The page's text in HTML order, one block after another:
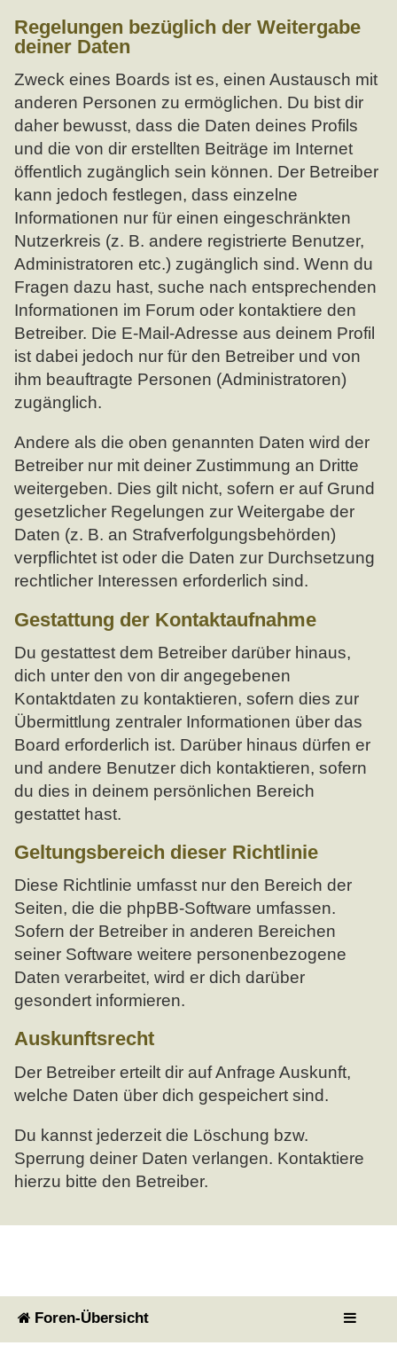
Regelungen bezüglich der Weitergabe
deiner Daten
Zweck eines Boards ist es, einen Austausch mit
anderen Personen zu ermöglichen. Du bist dir
daher bewusst, dass die Daten deines Profils
und die von dir erstellten Beiträge im Internet
öffentlich zugänglich sein können. Der Betreiber
kann jedoch festlegen, dass einzelne
Informationen nur für einen eingeschränkten
Nutzerkreis (z. B. andere registrierte Benutzer,
Administratoren etc.) zugänglich sind. Wenn du
Fragen dazu hast, suche nach entsprechenden
Informationen im Forum oder kontaktiere den
Betreiber. Die E-Mail-Adresse aus deinem Profil
ist dabei jedoch nur für den Betreiber und von
ihm beauftragte Personen (Administratoren)
zugänglich.
Andere als die oben genannten Daten wird der
Betreiber nur mit deiner Zustimmung an Dritte
weitergeben. Dies gilt nicht, sofern er auf Grund
gesetzlicher Regelungen zur Weitergabe der
Daten (z. B. an Strafverfolgungsbehörden)
verpflichtet ist oder die Daten zur Durchsetzung
rechtlicher Interessen erforderlich sind.
Gestattung der Kontaktaufnahme
Du gestattest dem Betreiber darüber hinaus,
dich unter den von dir angegebenen
Kontaktdaten zu kontaktieren, sofern dies zur
Übermittlung zentraler Informationen über das
Board erforderlich ist. Darüber hinaus dürfen er
und andere Benutzer dich kontaktieren, sofern
du dies in deinem persönlichen Bereich
gestattet hast.
Geltungsbereich dieser Richtlinie
Diese Richtlinie umfasst nur den Bereich der
Seiten, die die phpBB-Software umfassen.
Sofern der Betreiber in anderen Bereichen
seiner Software weitere personenbezogene
Daten verarbeitet, wird er dich darüber
gesondert informieren.
Auskunftsrecht
Der Betreiber erteilt dir auf Anfrage Auskunft,
welche Daten über dich gespeichert sind.
Du kannst jederzeit die Löschung bzw.
Sperrung deiner Daten verlangen. Kontaktiere
hierzu bitte den Betreiber.
Foren-Übersicht